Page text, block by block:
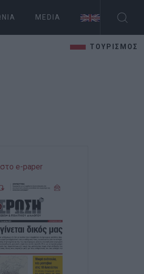
MEDIA
ΤΟΥΡΙΣΜΟΣ
e-paper